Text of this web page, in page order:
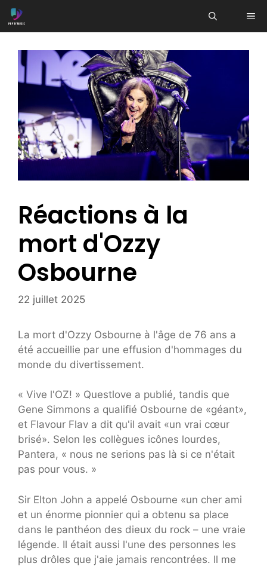
Aller
au
Réactions à la
mort d'Ozzy
Osbourne
22 juillet 2025
La mort d'Ozzy Osbourne à l'âge de 76 ans a
été accueillie par une effusion d'hommages du
monde du divertissement.
« Vive l'OZ! » Questlove a publié, tandis que
Gene Simmons a qualifié Osbourne de «géant»,
et Flavour Flav a dit qu'il avait «un vrai cœur
brisé». Selon les collègues icônes lourdes,
Pantera, « nous ne serions pas là si ce n'était
pas pour vous. »
Sir Elton John a appelé Osbourne «un cher ami
et un énorme pionnier qui a obtenu sa place
dans le panthéon des dieux du rock – une vraie
légende. Il était aussi l'une des personnes les
plus drôles que j'aie jamais rencontrées. Il me